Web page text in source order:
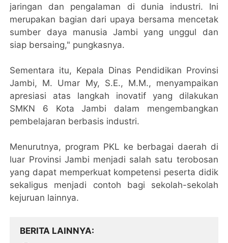
jaringan dan pengalaman di dunia industri. Ini
merupakan bagian dari upaya bersama mencetak
sumber daya manusia Jambi yang unggul dan
siap bersaing," pungkasnya.
Sementara itu, Kepala Dinas Pendidikan Provinsi
Jambi, M. Umar My, S.E., M.M., menyampaikan
apresiasi atas langkah inovatif yang dilakukan
SMKN 6 Kota Jambi dalam mengembangkan
pembelajaran berbasis industri.
Menurutnya, program PKL ke berbagai daerah di
luar Provinsi Jambi menjadi salah satu terobosan
yang dapat memperkuat kompetensi peserta didik
sekaligus menjadi contoh bagi sekolah-sekolah
kejuruan lainnya.
BERITA LAINNYA